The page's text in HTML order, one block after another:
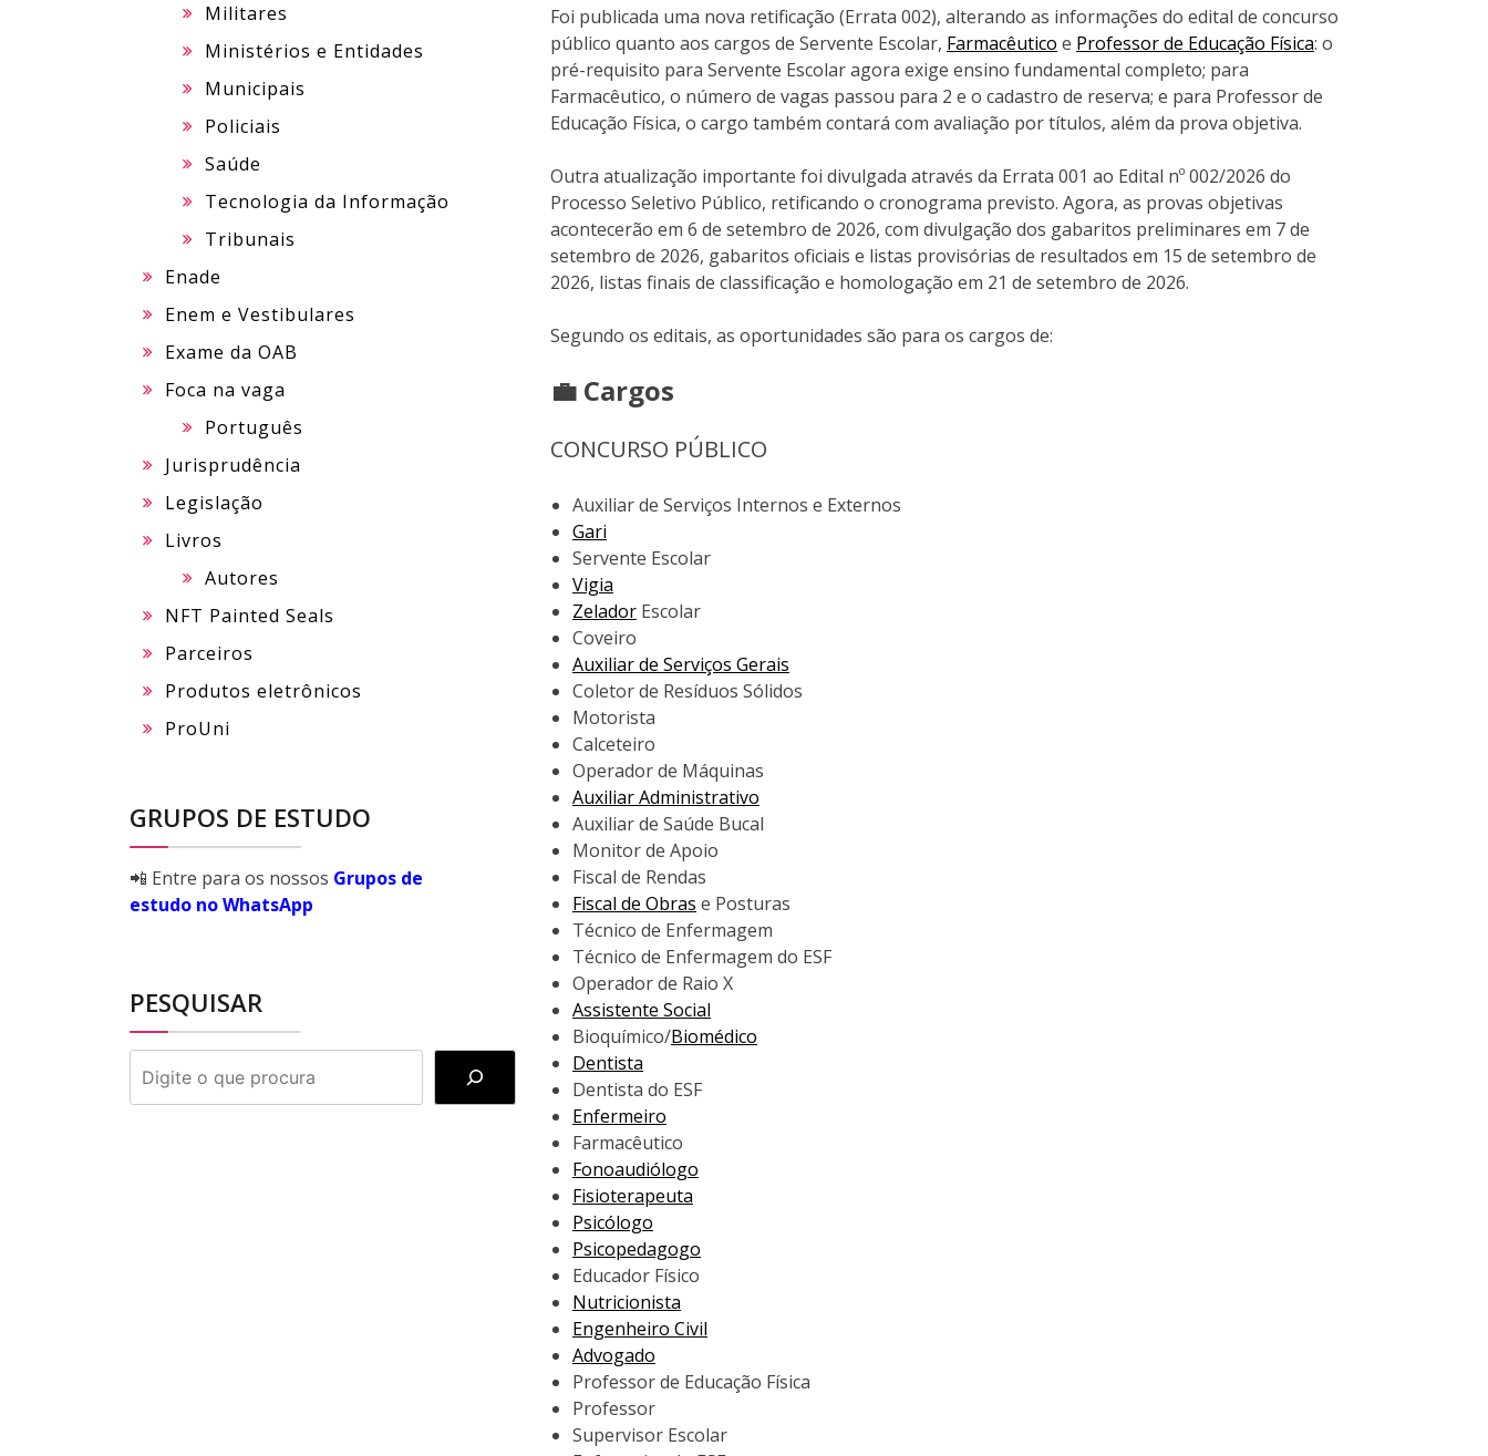
Foi publicada uma nova retificação (Errata 002), alterando as informações do edital de concurso
público quanto aos cargos de Servente Escolar, Farmacêutico e Professor de Educação Física: o
pré-requisito para Servente Escolar agora exige ensino fundamental completo; para
Farmacêutico, o número de vagas passou para 2 e o cadastro de reserva; e para Professor de
Educação Física, o cargo também contará com avaliação por títulos, além da prova objetiva.
Outra atualização importante foi divulgada através da Errata 001 ao Edital nº 002/2026 do
Processo Seletivo Público, retificando o cronograma previsto. Agora, as provas objetivas
acontecerão em 6 de setembro de 2026, com divulgação dos gabaritos preliminares em 7 de
setembro de 2026, gabaritos oficiais e listas provisórias de resultados em 15 de setembro de
2026, listas finais de classificação e homologação em 21 de setembro de 2026.
Segundo os editais, as oportunidades são para os cargos de:
💼 Cargos
CONCURSO PÚBLICO
Auxiliar de Serviços Internos e Externos
Gari
Servente Escolar
Vigia
Zelador Escolar
Coveiro
Auxiliar de Serviços Gerais
Coletor de Resíduos Sólidos
Motorista
Calceteiro
Operador de Máquinas
Auxiliar Administrativo
Auxiliar de Saúde Bucal
Monitor de Apoio
Fiscal de Rendas
Fiscal de Obras e Posturas
Técnico de Enfermagem
Técnico de Enfermagem do ESF
Operador de Raio X
Assistente Social
Bioquímico/Biomédico
Dentista
Dentista do ESF
Enfermeiro
Farmacêutico
Fonoaudiólogo
Fisioterapeuta
Psicólogo
Psicopedagogo
Educador Físico
Nutricionista
Engenheiro Civil
Advogado
Professor de Educação Física
Professor
Supervisor Escolar
Militares
Ministérios e Entidades
Municipais
Policiais
Saúde
Tecnologia da Informação
Tribunais
Enade
Enem e Vestibulares
Exame da OAB
Foca na vaga
Português
Jurisprudência
Legislação
Livros
Autores
NFT Painted Seals
Parceiros
Produtos eletrônicos
ProUni
GRUPOS DE ESTUDO
📲 Entre para os nossos Grupos de
estudo no WhatsApp
PESQUISAR
PESQUISAR